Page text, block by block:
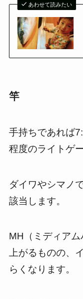
あわせて読みたい
竿
手持ちであれば
程度のライトゲ
ダイワやシマノ
該当します。
MH（ミディア
上がるものの、
らくなります。